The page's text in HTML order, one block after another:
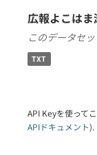
広報よこは
このデータセ
TXT
API Keyを使って
APIドキュメント).